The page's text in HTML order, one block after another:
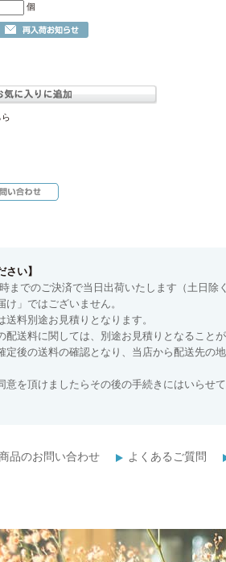
個
さい】
までのご決済で当日出荷いたします（土日除く
」ではございません。
料別途お見積りとなります。
送料に関しては、別途お見積りとなることが
定後の送料の確認となり、当店から配送先の
意を頂けましたらその後の手続きにはいらせて
品のお問い合わせ よくあるご質問